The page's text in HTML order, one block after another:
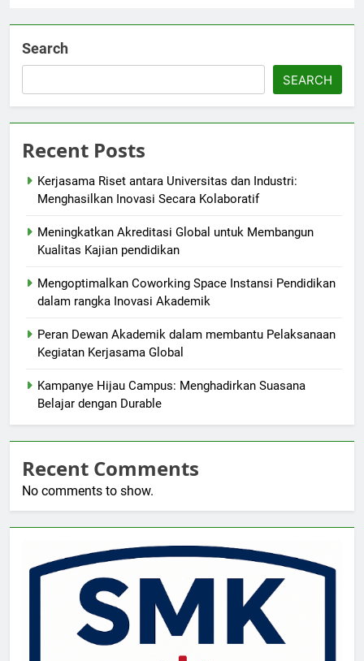
Search
SEARCH
Recent Posts
Kerjasama Riset antara Universitas dan Industri:
Menghasilkan Inovasi Secara Kolaboratif
Meningkatkan Akreditasi Global untuk Membangun
Kualitas Kajian pendidikan
Mengoptimalkan Coworking Space Instansi Pendidikan
dalam rangka Inovasi Akademik
Peran Dewan Akademik dalam membantu Pelaksanaan
Kegiatan Kerjasama Global
Kampanye Hijau Campus: Menghadirkan Suasana
Belajar dengan Durable
Recent Comments
No comments to show.